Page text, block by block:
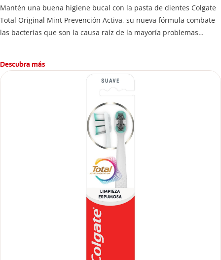
Mantén una buena higiene bucal con la pasta de dientes Colgate
Total Original Mint Prevención Activa, su nueva fórmula combate
las bacterias que son la causa raíz de la mayoría problemas
Descubra más